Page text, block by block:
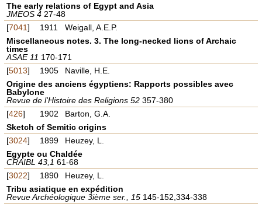
The early relations of Egypt and Asia
JMEOS 4 27-48
[7041] 1911
Weigall, A.E.P.
Miscellaneous notes. 3. The long-necked lions of Archaic
times
ASAE 11 170-171
[5013] 1905
Naville, H.E.
Origine des anciens égyptiens: Rapports possibles avec
Babylone
Revue de l'Histoire des Religions 52 357-380
[426] 1902
Barton, G.A.
Sketch of Semitic origins
[3024] 1899
Heuzey, L.
Egypte ou Chaldée
CRAIBL 43,1 61-68
[3022] 1890
Heuzey, L.
Tribu asiatique en expédition
Revue Archéologique 3ième ser., 15 145-152,334-338